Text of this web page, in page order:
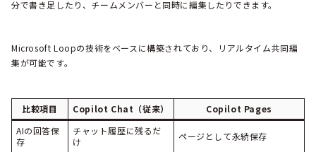
分で書き足したり、チームメンバーと同時に編集したりできます。
Microsoft Loopの技術をベースに構築されており、リアルタイム共同編
集が可能です。
比較項目 Copilot Chat（従来）
Copilot Pages
AIの回答保
存
チャット履歴に残るだ
け
ページとして永続保存